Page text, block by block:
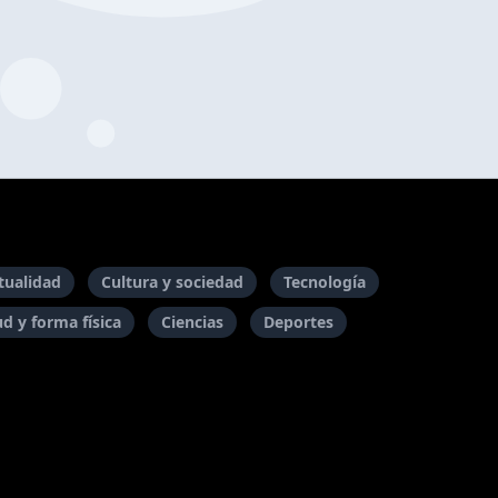
Cultura y sociedad
Tecnología
y forma física
Ciencias Deportes